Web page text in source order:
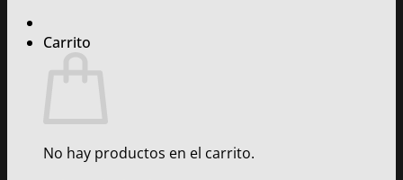
Carrito
No hay productos en el carrito.